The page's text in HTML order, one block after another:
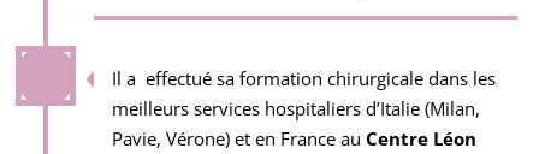
Il a effectué sa formation chirurgicale dans les
meilleurs services hospitaliers d’Italie (Milan,
Pavie, Vérone) et en France au Centre Léon